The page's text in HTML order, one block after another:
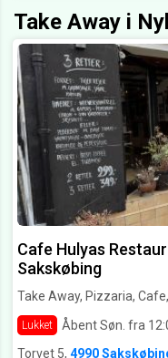
Take Away i
Cafe Hulyas
Sakskøbing
Take Away, Pizzaria,
Lukket Åbent Søn. fra
Torvet 5, 4990